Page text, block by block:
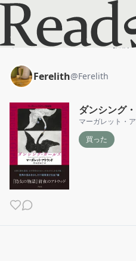
ダンシング・
ホーム
Ferelith 投稿
Ferelith@Ferelith
ダンシング
マーガレット・
買った